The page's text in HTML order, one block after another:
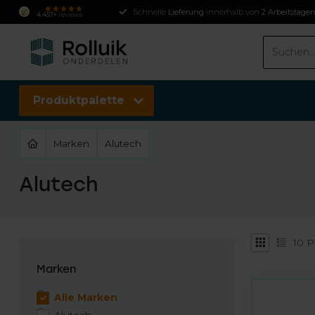
4.457+ reviews Schnelle Lieferung innerhalb von 2 Arbeitstagen
Produktpalette
Marken Alutech
Alutech
Marken
Alle Marken
10